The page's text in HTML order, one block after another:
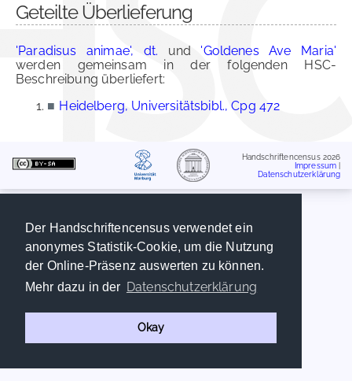
Der Handschriftencensus verwendet ein
anonymes Statistik-Cookie, um die Nutzung
der Online-Präsenz auswerten zu können.
Mehr dazu in der Datenschutzerklärung
Okay
Geteilte Überlieferung
'Paradisus animae', dt. und 'Goldenes Ave Maria'
werden gemeinsam in der folgenden HSC-
Beschreibung überliefert:
■ Heidelberg, Universitätsbibl., Cpg 472
Handschriftencensus 2026
Impressum
Datenschutzerklärung